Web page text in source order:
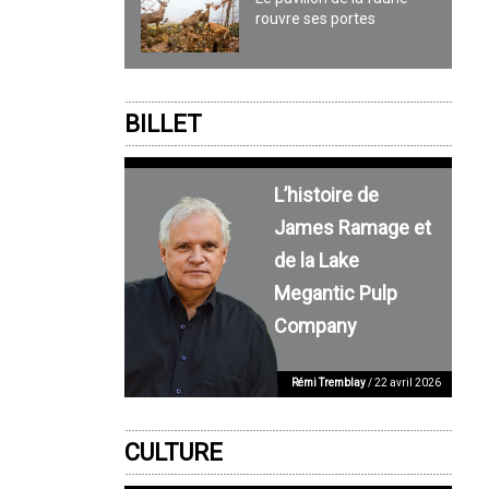
rouvre ses portes
BILLET
L’histoire de
James Ramage et
de la Lake
Megantic Pulp
Company
Rémi Tremblay/ 22 avril 2026
CULTURE